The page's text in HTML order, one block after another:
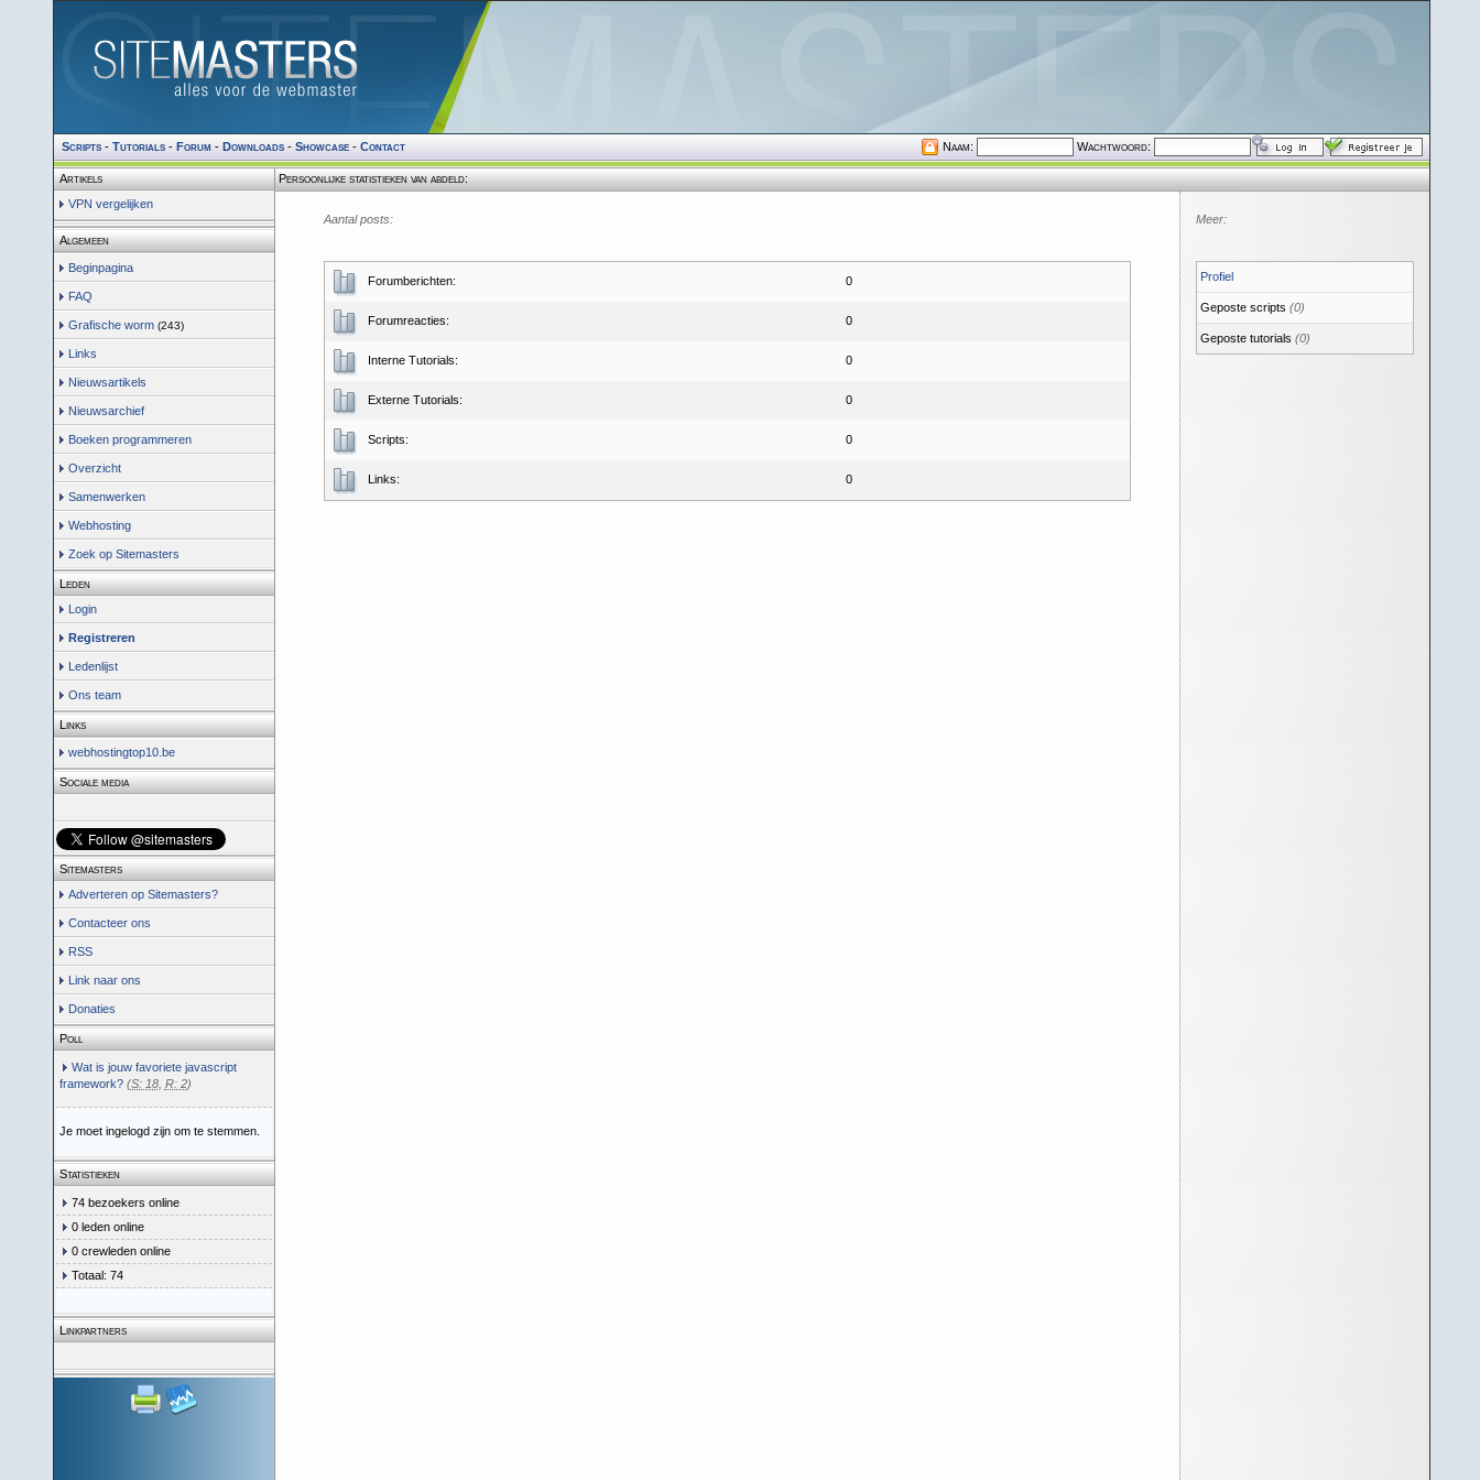
Scripts- Tutorials- Forum- Downloads- Showcase- Contact Naam: Wachtwoord:
Artikels
VPN vergelijken
Algemeen
Beginpagina
FAQ
Grafische worm (243)
Links
Nieuwsartikels
Nieuwsarchief
Boeken programmeren
Overzicht
Samenwerken
Webhosting
Zoek op Sitemasters
Leden
Login
Registreren
Ledenlijst
Ons team
Links
webhostingtop10.be
Sociale media
Sitemasters
Adverteren op Sitemasters?
Contacteer ons
RSS
Link naar ons
Donaties
Poll
Wat is jouw favoriete javascript
framework? (S: 18, R: 2)
Je moet ingelogd zijn om te stemmen.
Statistieken
74 bezoekers online
0 leden online
0 crewleden online
Totaal: 74
Linkpartners
Persoonlijke statistieken van abdeld:
Aantal posts:
Forumberichten: 0
Forumreacties: 0
Interne Tutorials: 0
Externe Tutorials: 0
Scripts: 0
Links: 0
Meer:
Profiel
Geposte scripts (0)
Geposte tutorials (0)